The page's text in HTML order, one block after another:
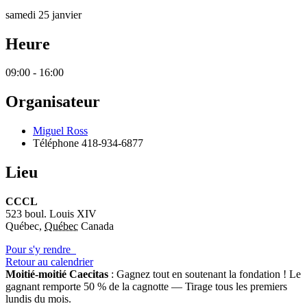
samedi 25 janvier
Heure
09:00 - 16:00
Organisateur
Miguel Ross
Téléphone 418-934-6877
Lieu
CCCL
523 boul. Louis XIV
Québec, Québec Canada
Pour s'y rendre
Retour au calendrier
Moitié-moitié Caecitas : Gagnez tout en soutenant la fondation ! Le
gagnant remporte 50 % de la cagnotte — Tirage tous les premiers
lundis du mois.